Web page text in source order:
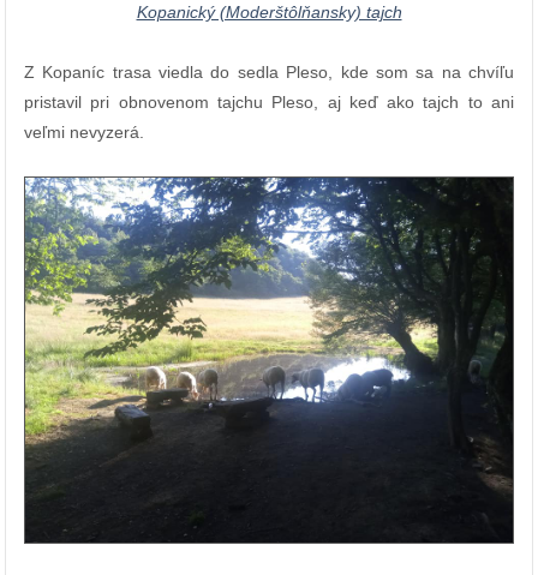
Kopanický (Moderštôlňansky) tajch
Z Kopaníc trasa viedla do sedla Pleso, kde som sa na chvíľu
pristavil pri obnovenom tajchu Pleso, aj keď ako tajch to ani
veľmi nevyzerá.